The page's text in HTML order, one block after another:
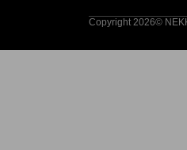
Copyright 2026©